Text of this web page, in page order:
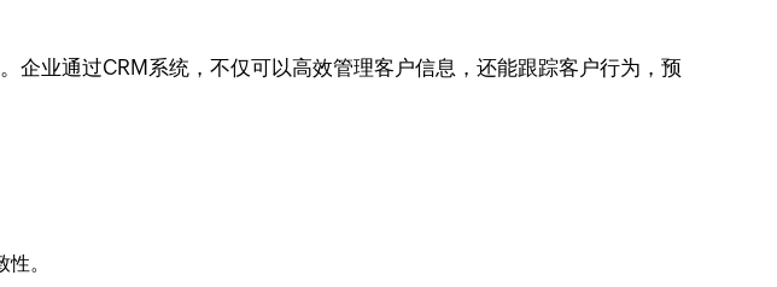
企业通过CRM系统，不仅可以高效管理客户信息，还能跟踪客户行为，预
。